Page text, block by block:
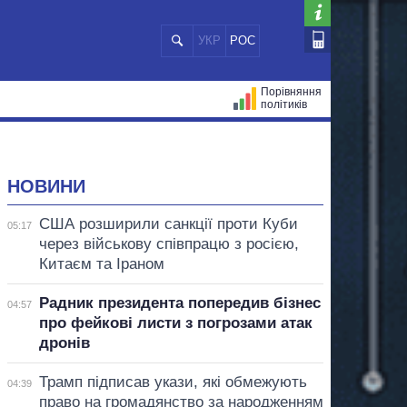
УКР РОС
Порівняння
політиків
НОВИНИ
05:17
США розширили санкції проти Куби
через військову співпрацю з росією,
Китаєм та Іраном
04:57
Радник президента попередив бізнес
про фейкові листи з погрозами атак
дронів
04:39
Трамп підписав укази, які обмежують
право на громадянство за народженням